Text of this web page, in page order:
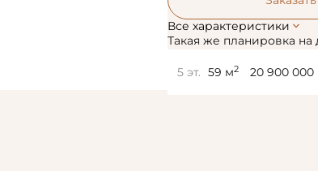
Все характеристики
Такая же планировка на
5 эт. 59 м2 20 900 000